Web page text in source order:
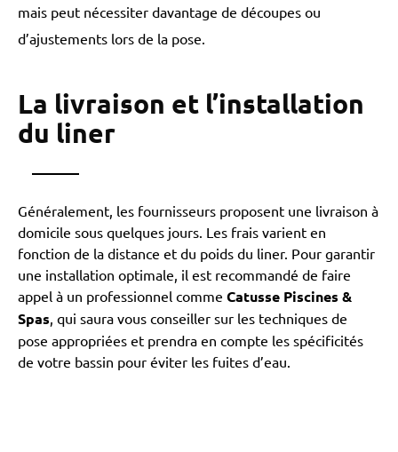
mais peut nécessiter davantage de découpes ou
d’ajustements lors de la pose.
La livraison et l’installation
du liner
Généralement, les fournisseurs proposent une livraison à
domicile sous quelques jours. Les frais varient en
fonction de la distance et du poids du liner. Pour garantir
une installation optimale, il est recommandé de faire
appel à un professionnel comme Catusse Piscines &
Spas, qui saura vous conseiller sur les techniques de
pose appropriées et prendra en compte les spécificités
de votre bassin pour éviter les fuites d’eau.